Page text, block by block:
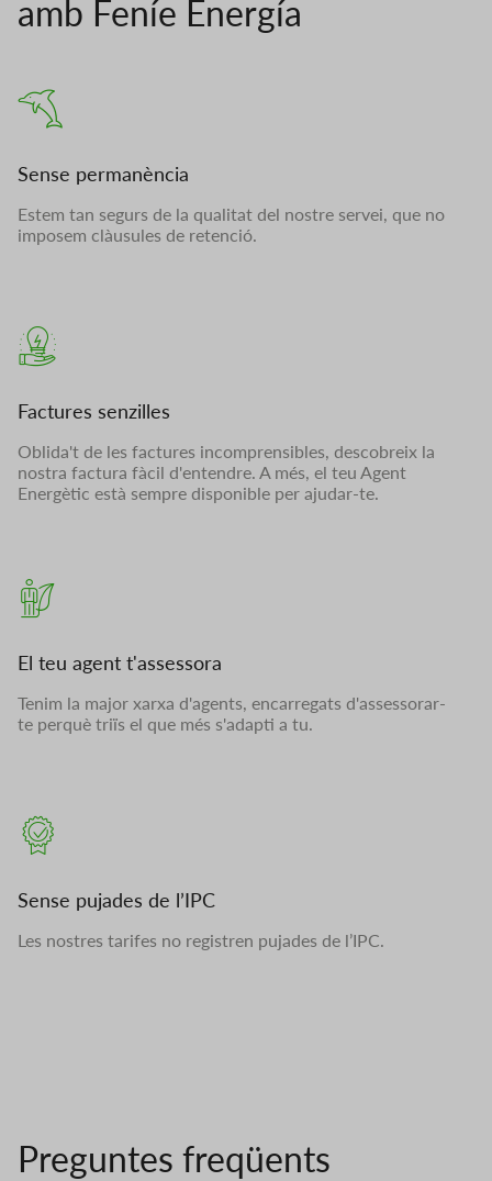
amb Feníe Energía
Sense permanència
Estem tan segurs de la qualitat del nostre servei, que no
imposem clàusules de retenció.
Factures senzilles
Oblida't de les factures incomprensibles, descobreix la
nostra factura fàcil d'entendre. A més, el teu Agent
Energètic està sempre disponible per ajudar-te.
El teu agent t'assessora
Tenim la major xarxa d'agents, encarregats d'assessorar-
te perquè triïs el que més s'adapti a tu.
Sense pujades de l’IPC
Les nostres tarifes no registren pujades de l’IPC.
Preguntes freqüents